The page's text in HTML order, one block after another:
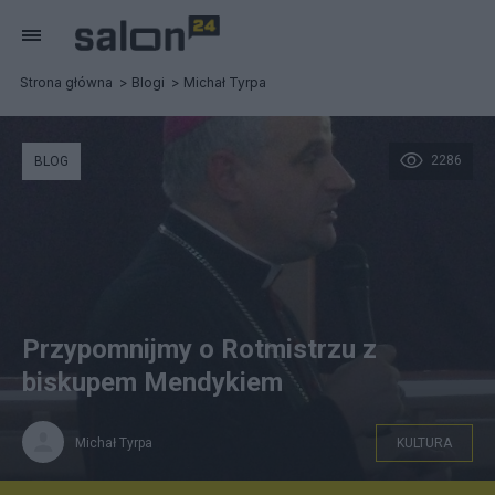
Strona główna Blogi Michał Tyrpa
2286
BLOG
Przypomnijmy o Rotmistrzu z
biskupem Mendykiem
Michał Tyrpa KULTURA